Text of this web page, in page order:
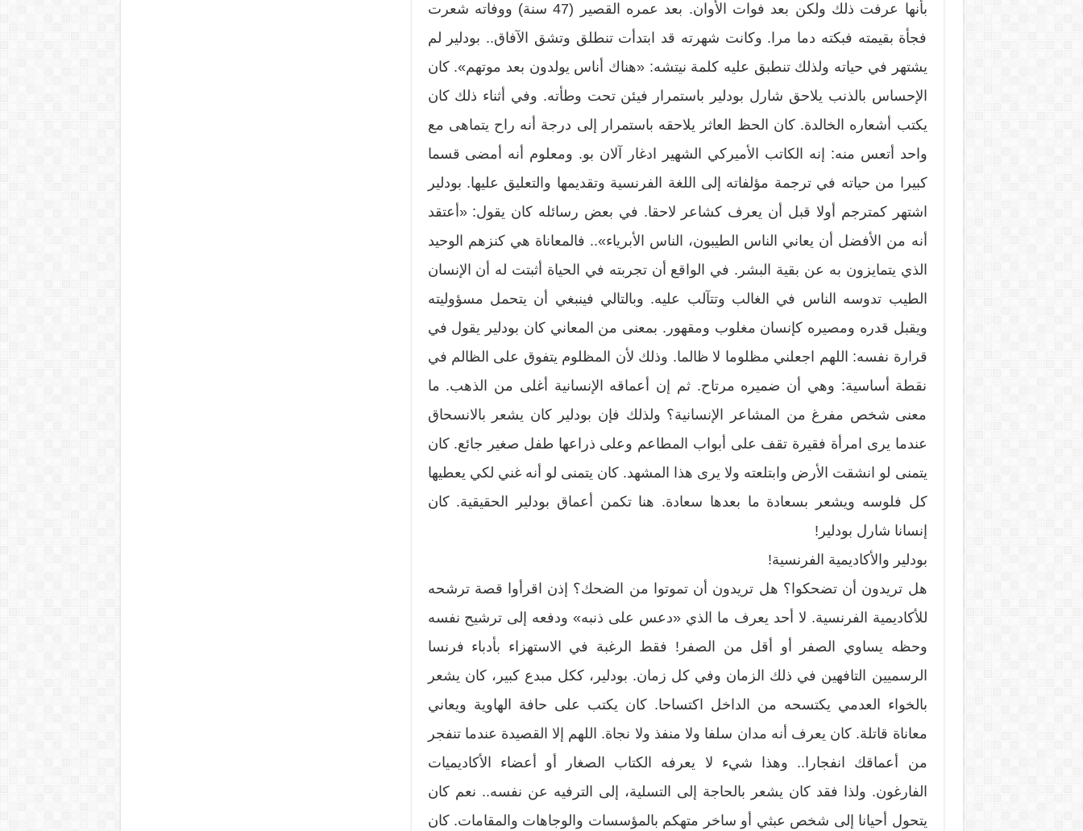
بأنها عرفت ذلك ولكن بعد فوات الأوان. بعد عمره القصير (47 سنة) ووفاته شعرت
فجأة بقيمته فبكته دما مرا. وكانت شهرته قد ابتدأت تنطلق وتشق الآفاق.. بودلير لم
يشتهر في حياته ولذلك تنطبق عليه كلمة نيتشه: «هناك أناس يولدون بعد موتهم». كان
الإحساس بالذنب يلاحق شارل بودلير باستمرار فيئن تحت وطأته. وفي أثناء ذلك كان
يكتب أشعاره الخالدة. كان الحظ العاثر يلاحقه باستمرار إلى درجة أنه راح يتماهى مع
واحد أتعس منه: إنه الكاتب الأميركي الشهير ادغار آلان بو. ومعلوم أنه أمضى قسما
كبيرا من حياته في ترجمة مؤلفاته إلى اللغة الفرنسية وتقديمها والتعليق عليها. بودلير
اشتهر كمترجم أولا قبل أن يعرف كشاعر لاحقا. في بعض رسائله كان يقول: «أعتقد
أنه من الأفضل أن يعاني الناس الطيبون، الناس الأبرياء».. فالمعاناة هي كنزهم الوحيد
الذي يتمايزون به عن بقية البشر. في الواقع أن تجربته في الحياة أثبتت له أن الإنسان
الطيب تدوسه الناس في الغالب وتتآلب عليه. وبالتالي فينبغي أن يتحمل مسؤوليته
ويقبل قدره ومصيره كإنسان مغلوب ومقهور. بمعنى من المعاني كان بودلير يقول في
قرارة نفسه: اللهم اجعلني مظلوما لا ظالما. وذلك لأن المظلوم يتفوق على الظالم في
نقطة أساسية: وهي أن ضميره مرتاح. ثم إن أعماقه الإنسانية أغلى من الذهب. ما
معنى شخص مفرغ من المشاعر الإنسانية؟ ولذلك فإن بودلير كان يشعر بالانسحاق
عندما يرى امرأة فقيرة تقف على أبواب المطاعم وعلى ذراعها طفل صغير جائع. كان
يتمنى لو انشقت الأرض وابتلعته ولا يرى هذا المشهد. كان يتمنى لو أنه غني لكي يعطيها
كل فلوسه ويشعر بسعادة ما بعدها سعادة. هنا تكمن أعماق بودلير الحقيقية. كان
إنسانا شارل بودلير!
بودلير والأكاديمية الفرنسية!
هل تريدون أن تضحكوا؟ هل تريدون أن تموتوا من الضحك؟ إذن اقرأوا قصة ترشحه
للأكاديمية الفرنسية. لا أحد يعرف ما الذي «دعس على ذنبه» ودفعه إلى ترشيح نفسه
وحظه يساوي الصفر أو أقل من الصفر! فقط الرغبة في الاستهزاء بأدباء فرنسا
الرسميين التافهين في ذلك الزمان وفي كل زمان. بودلير، ككل مبدع كبير، كان يشعر
بالخواء العدمي يكتسحه من الداخل اكتساحا. كان يكتب على حافة الهاوية ويعاني
معاناة قاتلة. كان يعرف أنه مدان سلفا ولا منفذ ولا نجاة. اللهم إلا القصيدة عندما تنفجر
من أعماقك انفجارا.. وهذا شيء لا يعرفه الكتاب الصغار أو أعضاء الأكاديميات
الفارغون. ولذا فقد كان يشعر بالحاجة إلى التسلية، إلى الترفيه عن نفسه.. نعم كان
يتحول أحيانا إلى شخص عبثي أو ساخر متهكم بالمؤسسات والوجاهات والمقامات. كان